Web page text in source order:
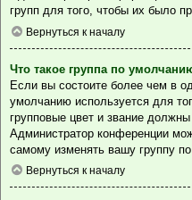
групп для того, чтобы их было
Вернуться к началу
Что такое группа по
Если вы состоите более чем в
умолчанию используется для
групповые цвет и звание
Администратор конференции
самому изменять вашу группу
Вернуться к началу